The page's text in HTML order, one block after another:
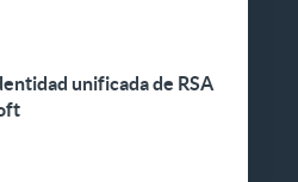
unificada de RSA